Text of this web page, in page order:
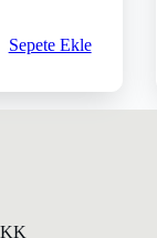
Sepete Ekle